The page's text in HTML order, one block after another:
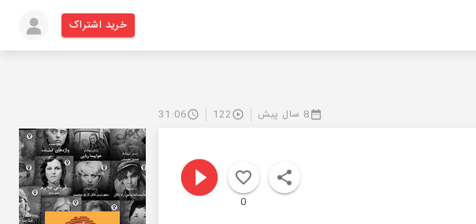
خرید اشتراک
8 سال پیش 122
31:06
0